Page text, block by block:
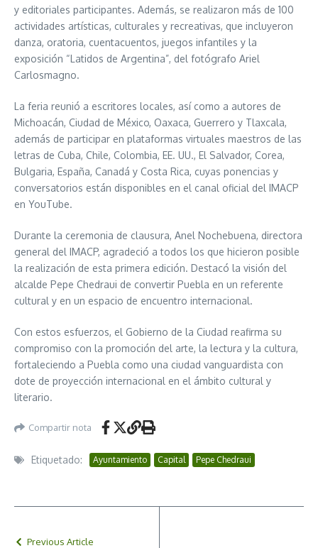
y editoriales participantes. Además, se realizaron más de 100
actividades artísticas, culturales y recreativas, que incluyeron
danza, oratoria, cuentacuentos, juegos infantiles y la
exposición “Latidos de Argentina”, del fotógrafo Ariel
Carlosmagno.
La feria reunió a escritores locales, así como a autores de
Michoacán, Ciudad de México, Oaxaca, Guerrero y Tlaxcala,
además de participar en plataformas virtuales maestros de las
letras de Cuba, Chile, Colombia, EE. UU., El Salvador, Corea,
Bulgaria, España, Canadá y Costa Rica, cuyas ponencias y
conversatorios están disponibles en el canal oficial del IMACP
en YouTube.
Durante la ceremonia de clausura, Anel Nochebuena, directora
general del IMACP, agradeció a todos los que hicieron posible
la realización de esta primera edición. Destacó la visión del
alcalde Pepe Chedraui de convertir Puebla en un referente
cultural y en un espacio de encuentro internacional.
Con estos esfuerzos, el Gobierno de la Ciudad reafirma su
compromiso con la promoción del arte, la lectura y la cultura,
fortaleciendo a Puebla como una ciudad vanguardista con
dote de proyección internacional en el ámbito cultural y
literario.
Compartir nota
Etiquetado: Ayuntamiento Capital Pepe Chedraui
Previous Article